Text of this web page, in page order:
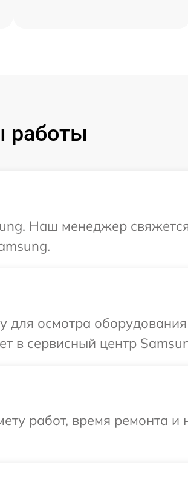
работы
Наш менеджер
осмотра
в сервисный центр
работ, время ремонта